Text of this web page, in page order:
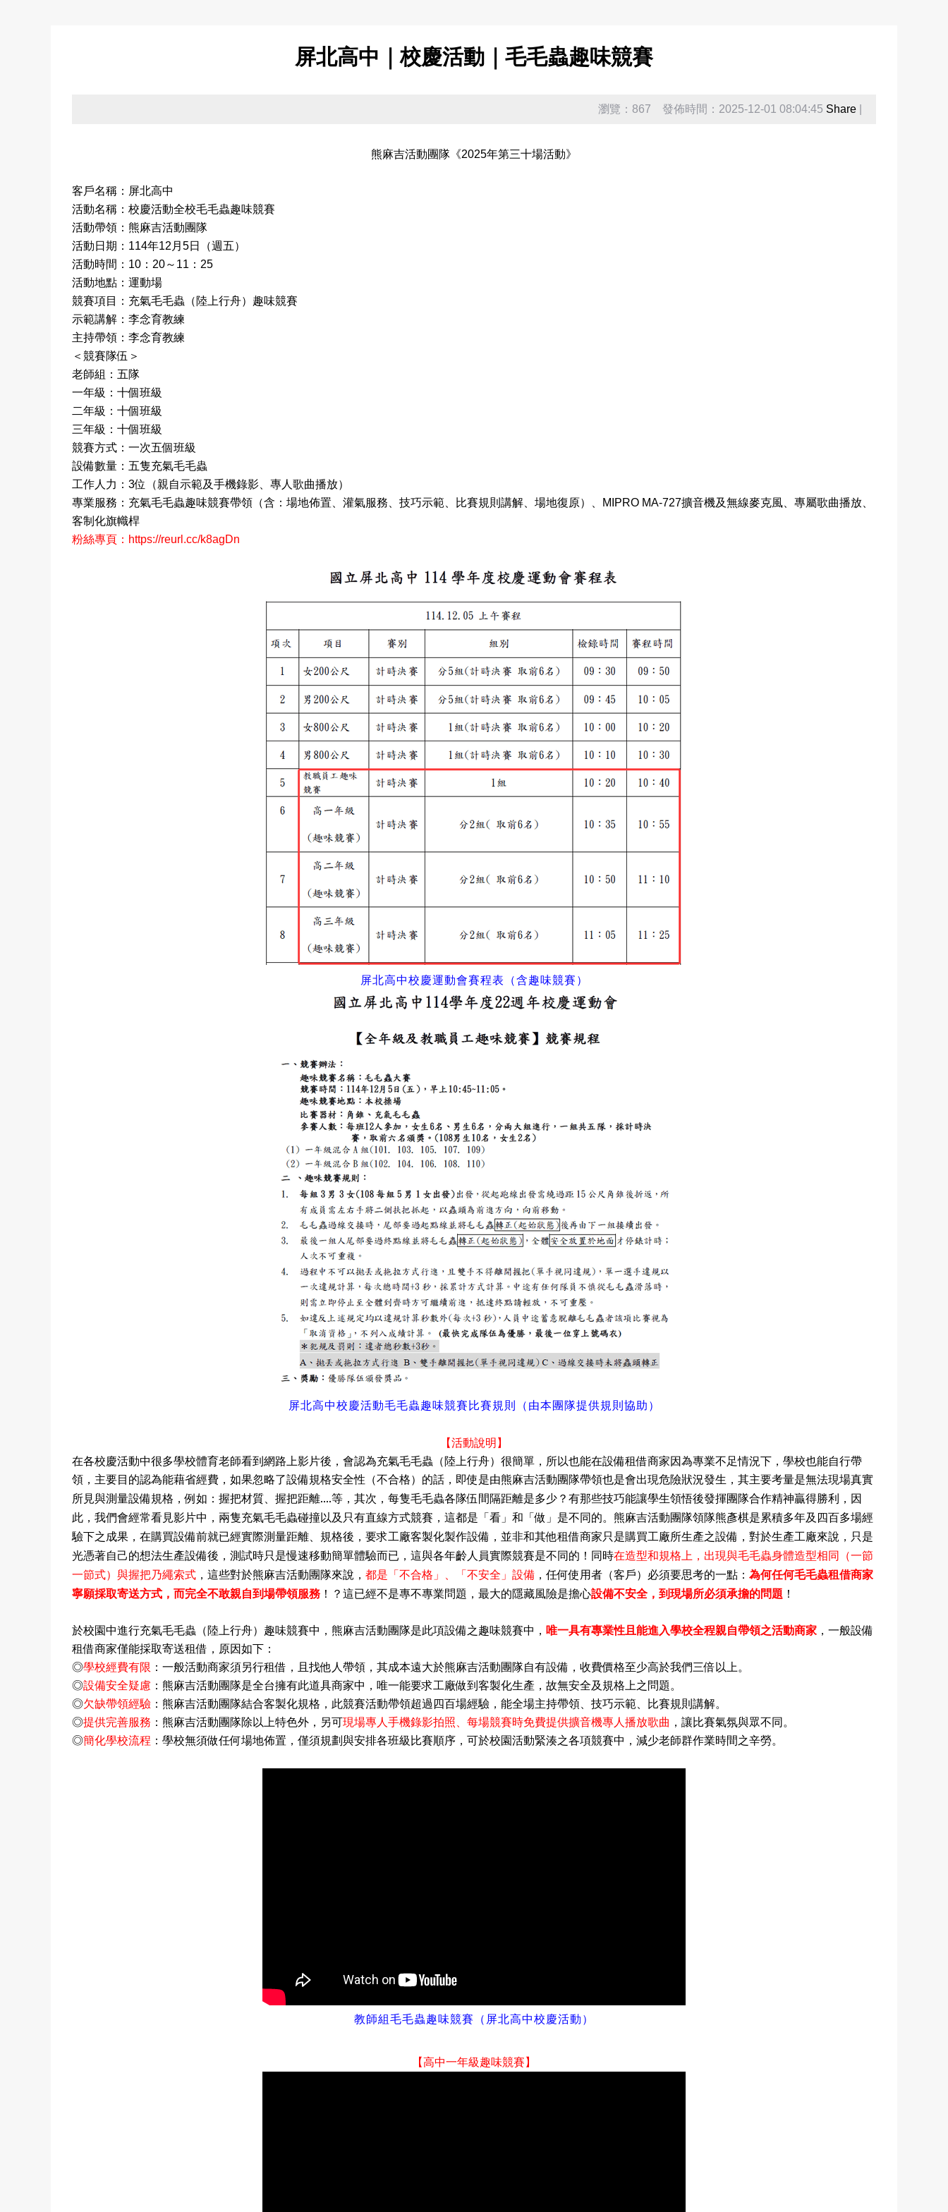
屏北高中｜校慶活動｜毛毛蟲趣味競賽
瀏覽：867 發佈時間：2025-12-01 08:04:45 Share
熊麻吉活動團隊《2025年第三十場活動》
客戶名稱：屏北高中
活動名稱：校慶活動全校毛毛蟲趣味競賽
活動帶領：熊麻吉活動團隊
活動日期：114年12月5日（週五）
活動時間：10：20～11：25
活動地點：運動場
競賽項目：充氣毛毛蟲（陸上行舟）趣味競賽
示範講解：李念育教練
主持帶領： 李念育教練
＜競賽隊伍＞
老師組 ：五隊
一年級：十個班級
二年級：十個班級
三年級：十個班級
競賽方式：一次五個班級
設備數量： 五隻充氣毛毛蟲
工作人力：3位（親自示範及手機錄影、專人歌曲播放）
專業服務：充氣毛毛蟲趣味競賽帶領（含：場地佈置、灌氣服務、技巧示範、比賽規則講解、場地復原）、MIPRO MA-727擴音機及無線麥克風、專屬歌曲播放、
客制化旗幟桿
粉絲專頁 ： https://reurl.cc/k8agDn
屏北高中校慶運動會賽程表（含趣味競賽）
屏北高中校慶活動毛毛蟲趣味競賽比賽規則（由本團隊提供規則協助）
【活動說明】
在各校慶活動中很多學校體育老師看到網路上影片後，會認為充氣毛毛蟲 （陸上行舟）很簡單，所以也能在設備租借商家因為專業不足情況下，學校也能自行帶
領，主要目的認為能藉省經費，如果忽略了設備規格安全性（不合格）的話，即使是由熊麻吉活動團隊帶領也是會出現危險狀況發生，其主要考量是無法現場真實
所見與測量設備規格，例如 ：握把材質、握把距離....等，其次，每隻毛毛蟲各隊伍間隔距離是多少？有那些技巧能讓學生領悟後發揮團隊合作精神贏得勝利，因
此，我們會經常看見影片中，兩隻充氣毛毛蟲碰撞以及只有直線方式競賽，這都是 「看 」 和 「做 」 是不同的。熊麻吉活動團隊領隊熊彥棋是累積多年及四百多場經
驗下之成果，在購買設備前就已經實際測量距離、規格後，要求工廠客製化製作設備，並非和其他租借商家只是購買工廠所生產之設備，對於生產工廠來說，只是
光憑著自己的想法生產設備後，測試時只是慢速移動簡單體驗而已，這與各年齡人員實際競賽是不同的 ！同時在造型和規格上，出現與毛毛蟲身體造型相同（一節
一節式）與握把乃繩索式 ，這些對於熊麻吉活動團隊來說， 都是 「不合格 」 、 「不安全 」 設備 ，任何使用者（客戶）必須要思考的一點： 為何任何毛毛蟲租借商家
寧願採取寄送方式，而完全不敢親自到場帶領服務 ！？這已經不是專不專業問題，最大的隱藏風險是擔心設備不安全，到現場所必須承擔的問題 ！
於校園中進行充氣毛毛蟲（陸上行舟）趣味競賽中，熊麻吉活動團隊是此項設備之趣味競賽中 ， 唯一具有專業性且能進入學校全程親自帶領之活動商家 ，一般設備
租借商家僅能採取寄送租借，原因如下：
◎學校經費有限 ： 一般活動商家須另行租借，且找他人帶領，其成本遠大於熊麻吉活動團隊自有設備，收費價格至少高於我們三倍以上。
◎設備安全疑慮 ：熊麻吉活動團隊是全台擁有此道具商家中，唯一能要求工廠做到客製化生產，故無安全及 規格上之 問題。
◎欠缺帶領經驗 ：熊麻吉活動團隊結合客製化規格，此競賽活動帶領超過四百場經驗，能全場主持帶領、技巧示範、比賽規則講解。
◎提供完善服務 ：熊麻吉活動團隊除以上特色外，另可現場專人手機錄影拍照、每場競賽時免費提供擴音機專人播放歌曲 ， 讓比賽氣氛與眾不同。
◎簡化學校流程 ：學校無須做任何場地佈置，僅須規劃與安排各班級比賽順序，可於校園活動緊湊之各項競賽中，減少老師群作業時間之辛勞。
教師組毛毛蟲趣味競賽（屏北高中校慶活動）
【高中一年級趣味競賽】